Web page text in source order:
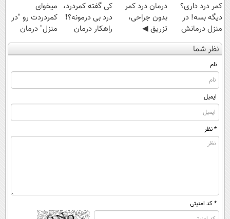
کمر درد داری؟
دیگه بسه! در
منزل درمانش
کن
(◀پرسش‌نامه)
درمان درد کمر
بدون جراحی،
تزریق ◀
پرسش‌نامه رو پر
کن ▶
کی گفته کمردرد،
درد بی درمونه؟❗
راهکار درمان
+پرسشنامه
میخوای
کمردردت رو "در
منزل" درمان
کنی؟ (◂فیلم +
◂پرسش‌نامه)
نظر شما
نام
ایمیل
* نظر
* کد امنیتی